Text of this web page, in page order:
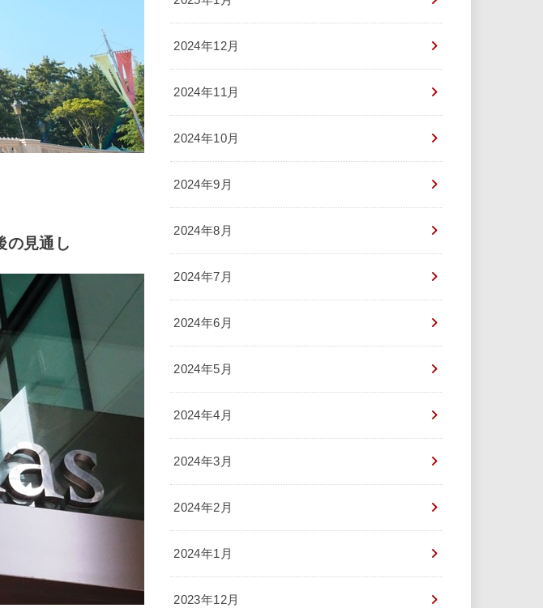
の見通し
2024年12月
2024年11月
2024年10月
2024年9月
2024年8月
2024年7月
2024年6月
2024年5月
2024年4月
2024年3月
2024年2月
2024年1月
2023年12月